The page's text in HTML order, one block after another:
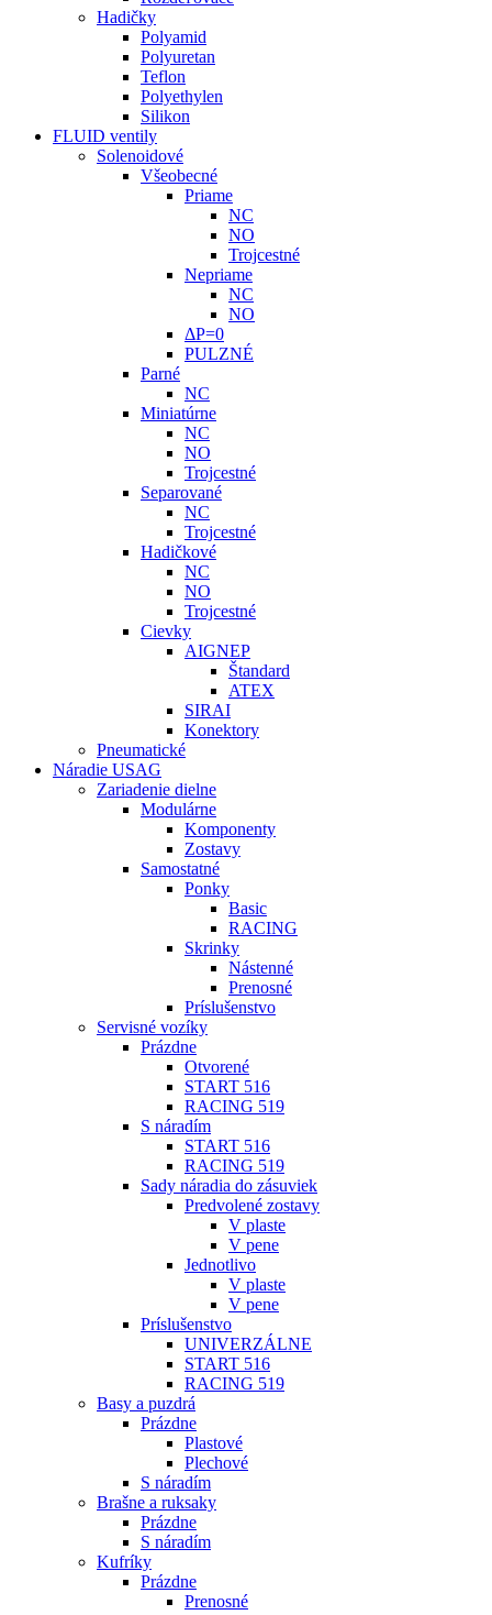
Hadičky
Polyamid
Polyuretan
Teflon
Polyethylen
Silikon
FLUID ventily
Solenoidové
Všeobecné
Priame
NC
NO
Trojcestné
Nepriame
NC
NO
ΔP=0
PULZNÉ
Parné
NC
Miniatúrne
NC
NO
Trojcestné
Separované
NC
Trojcestné
Hadičkové
NC
NO
Trojcestné
Cievky
AIGNEP
Štandard
ATEX
SIRAI
Konektory
Pneumatické
Náradie USAG
Zariadenie dielne
Modulárne
Komponenty
Zostavy
Samostatné
Ponky
Basic
RACING
Skrinky
Nástenné
Prenosné
Príslušenstvo
Servisné vozíky
Prázdne
Otvorené
START 516
RACING 519
S náradím
START 516
RACING 519
Sady náradia do zásuviek
Predvolené zostavy
V plaste
V pene
Jednotlivo
V plaste
V pene
Príslušenstvo
UNIVERZÁLNE
START 516
RACING 519
Basy a puzdrá
Prázdne
Plastové
Plechové
S náradím
Brašne a ruksaky
Prázdne
S náradím
Kufríky
Prázdne
Prenosné